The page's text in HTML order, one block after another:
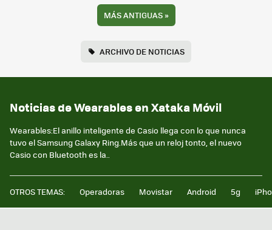
MÁS ANTIGUAS»
ARCHIVO DE NOTICIAS
Noticias de Wearables en Xataka Móvil
Wearables:El anillo inteligente de Casio llega con lo que nunca
tuvo el Samsung Galaxy Ring.Más que un reloj tonto, el nuevo
Casio con Bluetooth es la..
OTROS TEMAS: Operadoras Movistar Android 5g